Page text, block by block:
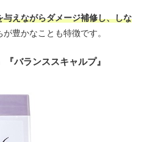
えながらダメージ補修し、しな
豊かなことも特徴です。
バランススキャルプ』